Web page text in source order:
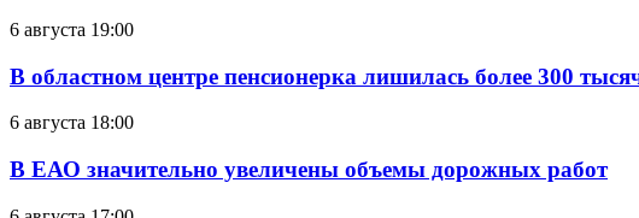
6 августа 19:00
В областном центре пенсионерка лишилась более 300
6 августа 18:00
В ЕАО значительно увеличены объемы дорожных работ